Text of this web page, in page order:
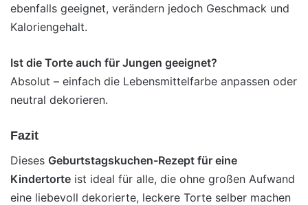
ebenfalls geeignet, verändern jedoch Geschmack und
Kaloriengehalt.
Ist die Torte auch für Jungen geeignet?
Absolut – einfach die Lebensmittelfarbe anpassen oder
neutral dekorieren.
Fazit
Dieses Geburtstagskuchen-Rezept für eine
Kindertorte ist ideal für alle, die ohne großen Aufwand
eine liebevoll dekorierte, leckere Torte selber machen